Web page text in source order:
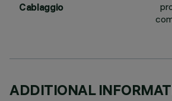
Cablaggio
ADDITIONAL